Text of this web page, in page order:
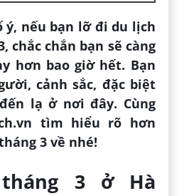
ý, nếu bạn lỡ đi du lịch
chắc chắn bạn sẽ càng
hơn bao giờ hết. Bạn
cảnh sắc, đặc biệt
lạ ở nơi đây. Cùng
tìm hiểu rõ hơn
3 về nhé!
3 ở Hà